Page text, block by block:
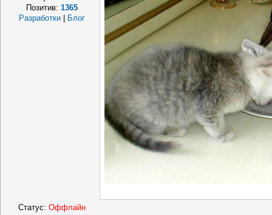
Позитив: 1365
Разработки
Блог
Статус: Оффлайн